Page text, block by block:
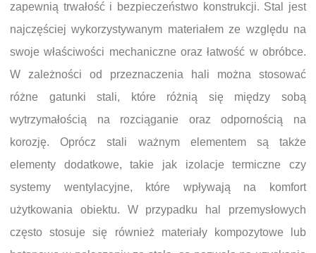
zapewnią trwałość i bezpieczeństwo konstrukcji. Stal jest
najczęściej wykorzystywanym materiałem ze względu na
swoje właściwości mechaniczne oraz łatwość w obróbce.
W zależności od przeznaczenia hali można stosować
różne gatunki stali, które różnią się między sobą
wytrzymałością na rozciąganie oraz odpornością na
korozję. Oprócz stali ważnym elementem są także
elementy dodatkowe, takie jak izolacje termiczne czy
systemy wentylacyjne, które wpływają na komfort
użytkowania obiektu. W przypadku hal przemysłowych
często stosuje się również materiały kompozytowe lub